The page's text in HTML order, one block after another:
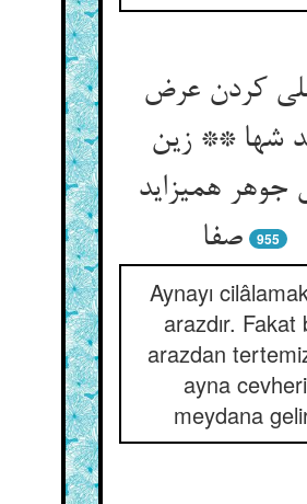
کردن عرض
شها ** زین
همی‏زاید
صفا
955
Aynayı
arazdır. Fakat
arazdan
ayna cevheri
meydana